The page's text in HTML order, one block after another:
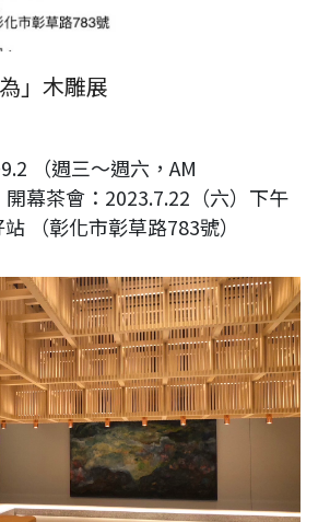
」木雕展
（週三～週六，AM
開幕茶會：2023.7.22（六）下午
（彰化市彰草路783號）